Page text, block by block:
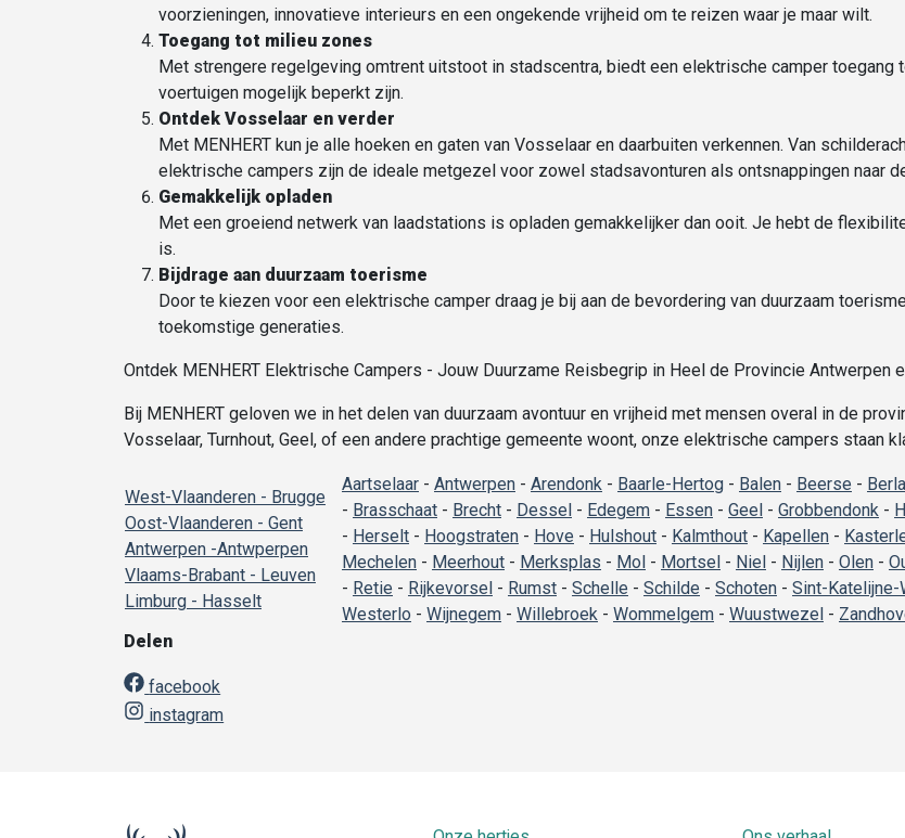
voorzieningen, innovatieve interieurs en een ongekende vrijheid om te reizen waar je maar wilt.
Toegang tot milieu zones
Met strengere regelgeving omtrent uitstoot in stadscentra, biedt een elektrische camper
voertuigen mogelijk beperkt zijn.
Ontdek Vosselaar en verder
Met MENHERT kun je alle hoeken en gaten van Vosselaar en daarbuiten verkennen. Van
elektrische campers zijn de ideale metgezel voor zowel stadsavonturen als ontsnappingen naar
Gemakkelijk opladen
Met een groeiend netwerk van laadstations is opladen gemakkelijker dan ooit. Je hebt de
is.
Bijdrage aan duurzaam toerisme
Door te kiezen voor een elektrische camper draag je bij aan de bevordering van duurzaam
toekomstige generaties.
Ontdek MENHERT Elektrische Campers - Jouw Duurzame Reisbegrip in Heel de Provincie Antwerpen
Bij MENHERT geloven we in het delen van duurzaam avontuur en vrijheid met mensen overal in de
Vosselaar, Turnhout, Geel, of een andere prachtige gemeente woont, onze elektrische campers staan
West-Vlaanderen - Brugge
Oost-Vlaanderen - Gent
Antwerpen -Antwperpen
Vlaams-Brabant - Leuven
Limburg - Hasselt
Aartselaar - Antwerpen - Arendonk - Baarle-Hertog - Balen - Beerse -
- Brasschaat - Brecht - Dessel - Edegem - Essen - Geel - Grobbendonk -
- Herselt - Hoogstraten - Hove - Hulshout - Kalmthout - Kapellen -
Mechelen - Meerhout - Merksplas - Mol - Mortsel - Niel - Nijlen - Olen -
- Retie - Rijkevorsel - Rumst - Schelle - Schilde - Schoten - Sint-Katelijne-
Westerlo - Wijnegem - Willebroek - Wommelgem - Wuustwezel -
Delen
facebook
instagram